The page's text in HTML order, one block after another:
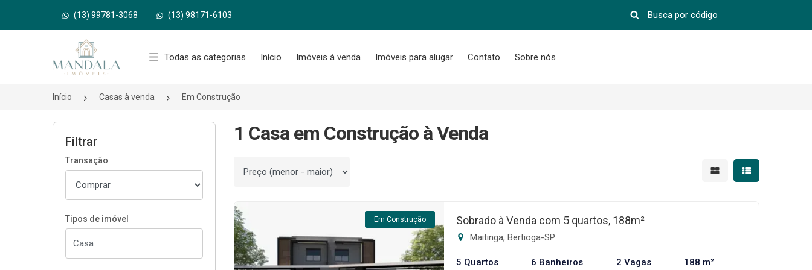
(13) 99781-3068 (13) 98171-6103
Página inicial
Todas as categorias Início Imóveis à venda Imóveis para alugar Contato Sobre nós
Início Casas à venda Em Construção
Filtrar
Transação
Tipos de imóvel
1 Casa em Construção à Venda
Ordenar por Mostrar resultados em
Mostrar
Em Construção Sobrado à Venda com 5 quartos, 188m²
Maitinga, Bertioga-SP
5 Quartos 6 Banheiros 2 Vagas 188 m²